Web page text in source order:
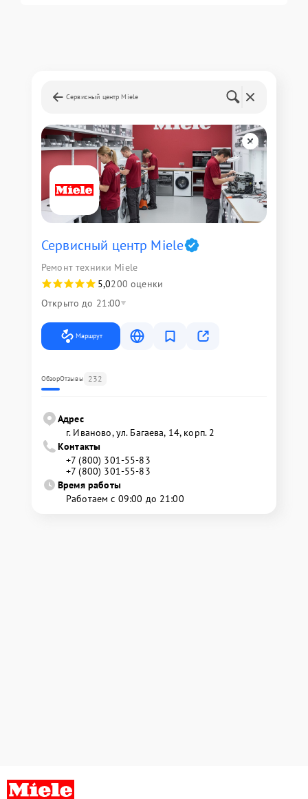
Сервисный центр Miele
Сервисный центр Miele
Ремонт техники Miele
5,0200 оценки
Открыто до 21:00
Маршрут
ОбзорОтзывы 232
Адрес
г. Иваново, ул. Багаева, 14, корп. 2
Контакты
+7 (800) 301-55-83
+7 (800) 301-55-83
Время работы
Работаем с 09:00 до 21:00